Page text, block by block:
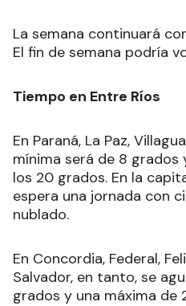
La semana continuará
El fin de semana podría
Tiempo en Entre Ríos
En Paraná, La Paz,
mínima será de 8 grados
los 20 grados. En la
espera una jornada con
nublado.
En Concordia, Federal,
Salvador, en tanto, se
grados y una máxima de